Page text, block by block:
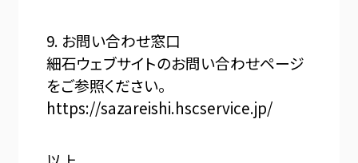
9. お問い合わせ窓口
細石ウェブサイトのお問い合わせページ
をご参照ください。
https://sazareishi.hscservice.jp/